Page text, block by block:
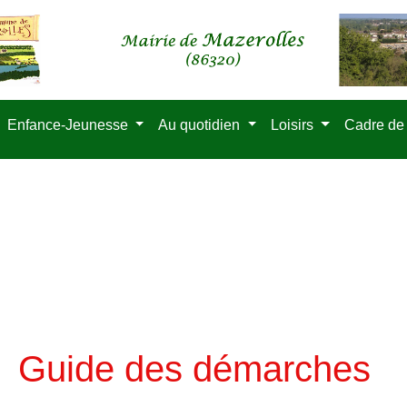
Enfance-Jeunesse Au quotidien Loisirs Cadre
Guide des démarches